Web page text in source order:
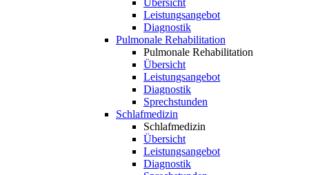
Übersicht
Leistungsangebot
Diagnostik
Pulmonale Rehabilitation
Pulmonale Rehabilitation
Übersicht
Leistungsangebot
Diagnostik
Sprechstunden
Schlafmedizin
Schlafmedizin
Übersicht
Leistungsangebot
Diagnostik